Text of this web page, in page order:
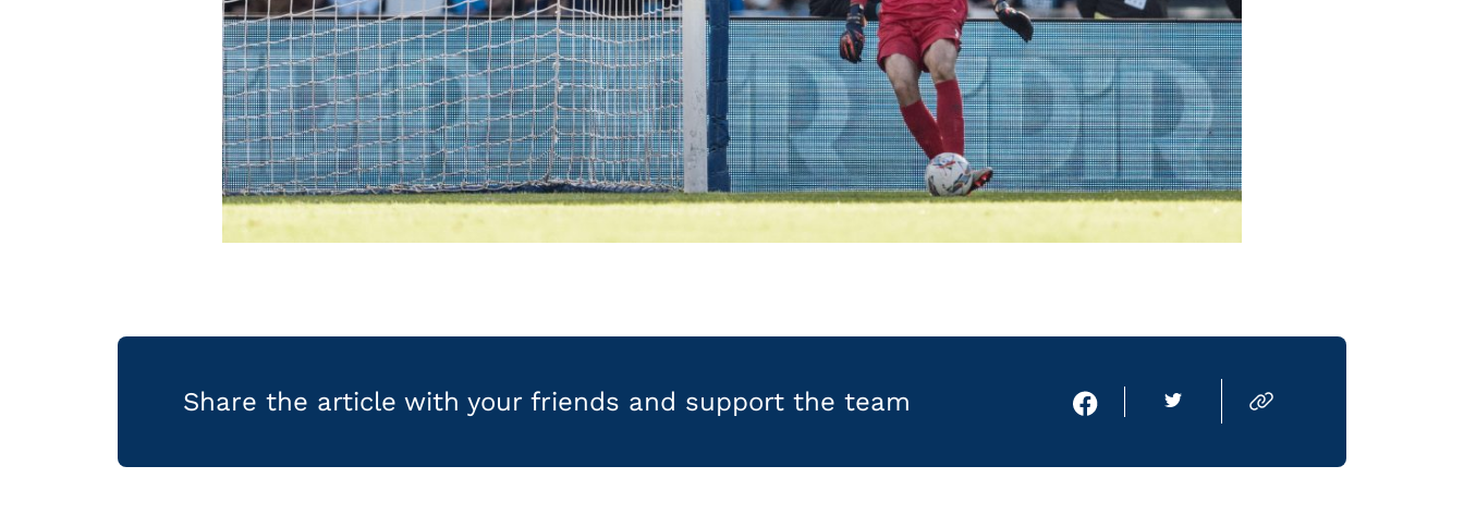
Share the article with your friends and support the team